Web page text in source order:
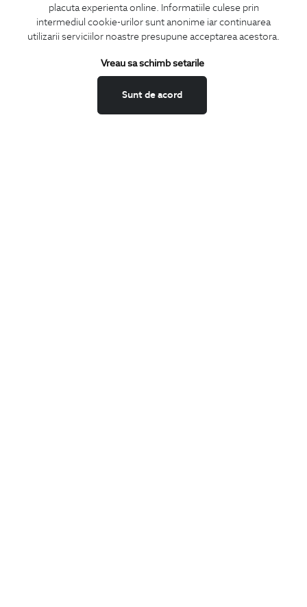
placuta experienta online. Informatiile culese prin
intermediul cookie-urilor sunt anonime iar continuarea
utilizarii serviciilor noastre presupune acceptarea acestora.
Sunt de acord
Vreau sa schimb setarile
CONCIERGE
Termeni si conditii
Securitatea datelor
Feedback site